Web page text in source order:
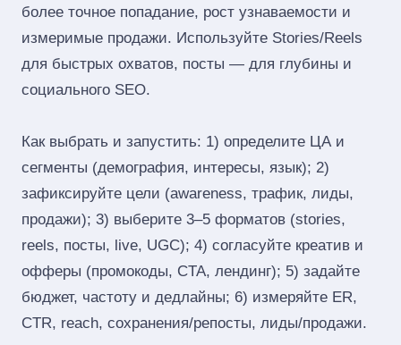
более точное попадание, рост узнаваемости и
измеримые продажи. Используйте Stories/Reels
для быстрых охватов, посты — для глубины и
социального SEO.
Как выбрать и запустить: 1) определите ЦА и
сегменты (демография, интересы, язык); 2)
зафиксируйте цели (awareness, трафик, лиды,
продажи); 3) выберите 3–5 форматов (stories,
reels, посты, live, UGC); 4) согласуйте креатив и
офферы (промокоды, CTA, лендинг); 5) задайте
бюджет, частоту и дедлайны; 6) измеряйте ER,
CTR, reach, сохранения/репосты, лиды/продажи.